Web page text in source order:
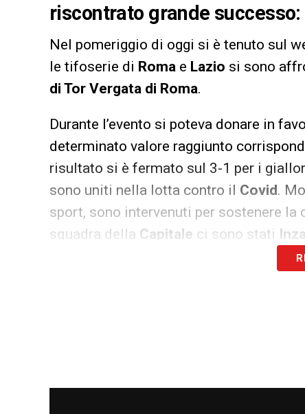
riscontrato grande
Nel pomeriggio di oggi si è tenuto sul
le tifoserie di Roma e Lazio si sono
di Tor Vergata di Roma.
Durante l’evento si poteva donare in
determinato valore raggiunto
risultato si è fermato sul 3-1 per i
sono uniti nella lotta contro il Covid.
sport, sono intervenuti per sostenere
squadra della Capitale ci sono stati
,